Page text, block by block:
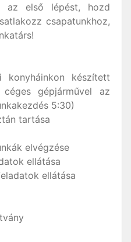
az első lépést, hozd
csapatunkhoz,
konyháinkon készített
gépjárművel az
5:30)
tartása
elvégzése
ellátása
ellátása